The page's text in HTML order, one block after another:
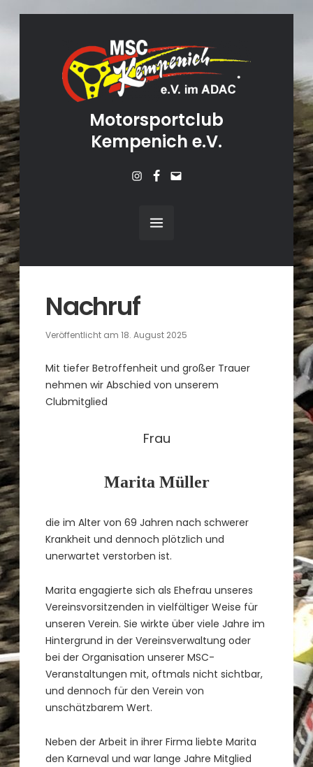
Motorsportclub
Kempenich e.V.
Instagram
Facebook
Mail
Nachruf
Veröffentlicht am18. August 2025
Mit tiefer Betroffenheit und großer Trauer
nehmen wir Abschied von unserem
Clubmitglied
Frau
Marita Müller
die im Alter von 69 Jahren nach schwerer
Krankheit und dennoch plötzlich und
unerwartet verstorben ist.
Marita engagierte sich als Ehefrau unseres
Vereinsvorsitzenden in vielfältiger Weise für
unseren Verein. Sie wirkte über viele Jahre im
Hintergrund in der Vereinsverwaltung oder
bei der Organisation unserer MSC-
Veranstaltungen mit, oftmals nicht sichtbar,
und dennoch für den Verein von
unschätzbarem Wert.
Neben der Arbeit in ihrer Firma liebte Marita
den Karneval und war lange Jahre Mitglied